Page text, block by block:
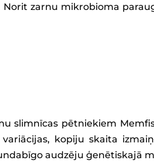
zarnu mikrobioma
slimnīcas pētniekiem
kopiju skaita
audzēju ģenētiskajā